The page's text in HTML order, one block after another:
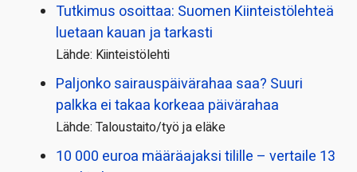
Tutkimus osoittaa: Suomen Kiinteistölehteä
luetaan kauan ja tarkasti
Lähde: Kiinteistölehti
Paljonko sairauspäivä­rahaa saa? Suuri
palkka ei takaa korkeaa päivärahaa
Lähde: Taloustaito/työ ja eläke
10 000 euroa määräajaksi tilille – vertaile 13